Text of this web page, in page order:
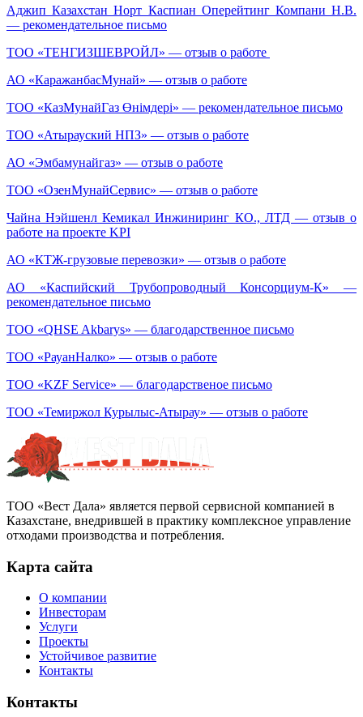
Аджип Казахстан Норт Каспиан Оперейтинг Компани Н.В.
— рекомендательное письмо
ТОО «ТЕНГИЗШЕВРОЙЛ» — отзыв о работе
АО «КаражанбасМунай» — отзыв о работе
ТОО «КазМунайГаз Өнімдері» — рекомендательное письмо
ТОО «Атырауский НПЗ» — отзыв о работе
АО «Эмбамунайгаз» — отзыв о работе
ТОО «ОзенМунайСервис» — отзыв о работе
Чайна Нэйшенл Кемикал Инжиниринг КО., ЛТД — отзыв о
работе на проекте KPI
АО «КТЖ-грузовые перевозки» — отзыв о работе
АО «Каспийский Трубопроводный Консорциум-К» —
рекомендательное письмо
ТОО «QHSE Akbarys» — благодарственное письмо
ТОО «РауанНалко» — отзыв о работе
ТОО «KZF Service» — благодарственое письмо
ТОО «Темиржол Курылыс-Атырау» — отзыв о работе
ТОО «Вест Дала» является первой сервисной компанией в
Казахстане, внедрившей в практику комплексное управление
отходами производства и потребления.
Карта сайта
О компании
Инвесторам
Услуги
Проекты
Устойчивое развитие
Контакты
Контакты